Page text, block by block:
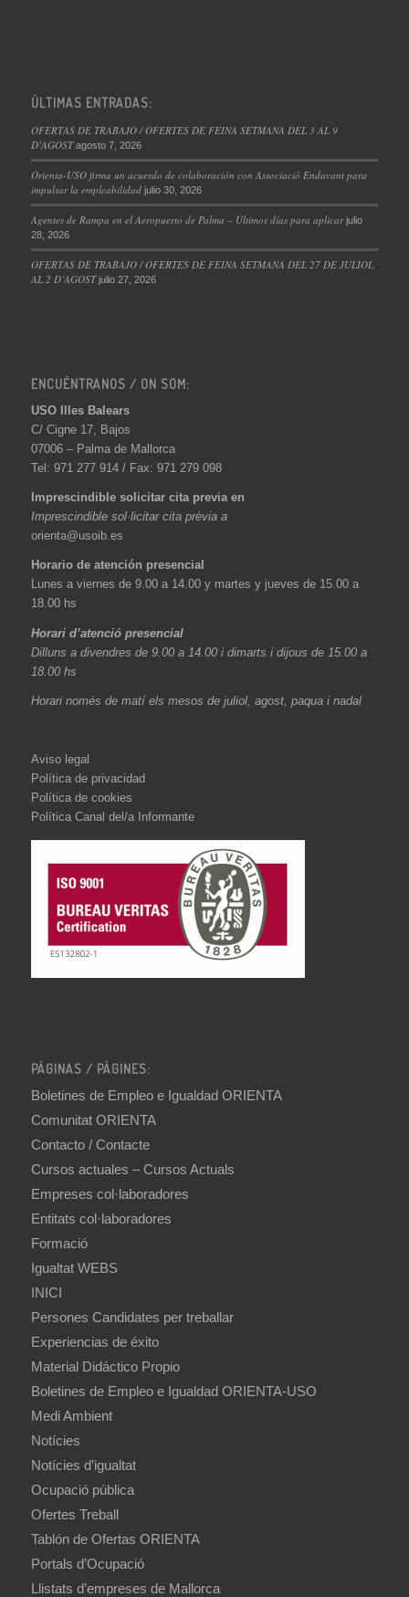
ÚLTIMAS ENTRADAS:
OFERTAS DE TRABAJO / OFERTES DE FEINA SETMANA DEL 3 AL 9
D’AGOST agosto 7, 2026
Orienta-USO firma un acuerdo de colaboración con Associació Endavant para
impulsar la empleabilidad julio 30, 2026
Agentes de Rampa en el Aeropuerto de Palma – Últimos días para aplicar julio
28, 2026
OFERTAS DE TRABAJO / OFERTES DE FEINA SETMANA DEL 27 DE JULIOL
AL 2 D’AGOST julio 27, 2026
ENCUÉNTRANOS / ON SOM:
USO Illes Balears
C/ Cigne 17, Bajos
07006 – Palma de Mallorca
Tel: 971 277 914 / Fax: 971 279 098
Imprescindible solicitar cita previa en
Imprescindible sol·licitar cita prèvia a
orienta@usoib.es
Horario de atención presencial
Lunes a viernes de 9.00 a 14.00 y martes y jueves de 15.00 a
18.00 hs
Horari d’atenció presencial
Dilluns a divendres de 9.00 a 14.00 i dimarts i dijous de 15.00 a
18.00 hs
Horari només de matí els mesos de juliol, agost, paqua i nadal
Aviso legal
Política de privacidad
Política de cookies
Política Canal del/a Informante
PÁGINAS / PÀGINES:
Boletines de Empleo e Igualdad ORIENTA
Comunitat ORIENTA
Contacto / Contacte
Cursos actuales – Cursos Actuals
Empreses col·laboradores
Entitats col·laboradores
Formació
Igualtat WEBS
INICI
Persones Candidates per treballar
Experiencias de éxito
Material Didáctico Propio
Boletines de Empleo e Igualdad ORIENTA-USO
Medi Ambient
Notícies
Notícies d’igualtat
Ocupació pública
Ofertes Treball
Tablón de Ofertas ORIENTA
Portals d’Ocupació
Llistats d’empreses de Mallorca